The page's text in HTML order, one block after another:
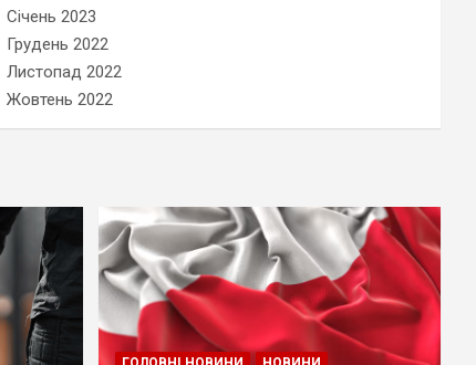
Січень 2023
Грудень 2022
Листопад 2022
Жовтень 2022